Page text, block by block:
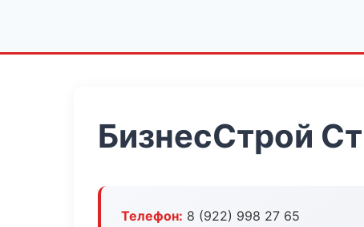
БизнесСтрой
Телефон: 8 (922) 998 27 65